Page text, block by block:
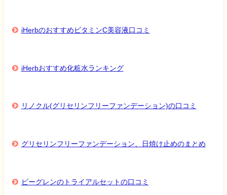
iHerbのおすすめビタミンC美容液口コミ
iHerbおすすめ化粧水ランキング
リノクル(グリセリンフリーファンデーション)の口コミ
グリセリンフリーファンデーション、日焼け止めのまとめ
ビーグレンのトライアルセットの口コミ